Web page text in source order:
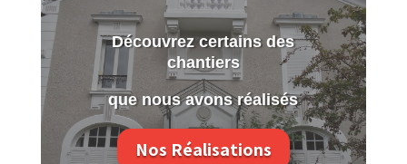
Découvrez certains des
chantiers
que nous avons réalisés
Nos Réalisations